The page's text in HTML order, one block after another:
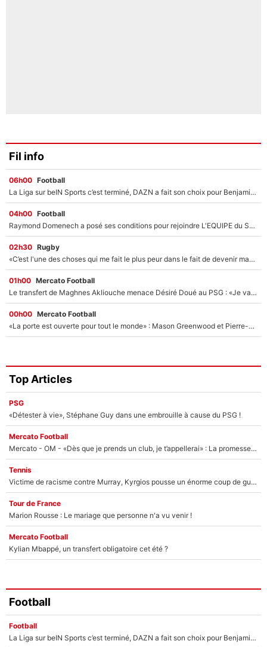
Fil info
06h00 Football
La Liga sur beIN Sports c’est terminé, DAZN a fait son choix pour Benjamin Da Silva et Omar Da Fonseca !
04h00 Football
Raymond Domenech a posé ses conditions pour rejoindre L'EQUIPE du Soir : Il refuse de faire l'émission avec un autre chroniqueur !
02h30 Rugby
«C’est l'une des choses qui me fait le plus peur dans le fait de devenir maman» : En couple avec Antoine Dupont, Iris Mittenaere s'inquiète déjà pour ses futurs enfants !
01h00 Mercato Football
Le transfert de Maghnes Akliouche menace Désiré Doué au PSG : «Je valide à 200%»
00h00 Mercato Football
«La porte est ouverte pour tout le monde» : Mason Greenwood et Pierre-Emerick Aubameyang ont quitté l'OM, Amine Gouiri balance sur la suite du mercato et sur la réaction du vestiaire !
Top Articles
PSG
«Détester à vie», Stéphane Guy dans une embrouille à cause du PSG !
Mercato Football
Mercato - OM - «Dès que je prends un club, je t’appellerai» : La promesse de Marcelino au moment de claquer la porte
Tennis
Victime de racisme contre Murray, Kyrgios pousse un énorme coup de gueule !
Tour de France
Marion Rousse : Le mariage que personne n'a vu venir !
Mercato Football
Kylian Mbappé, un transfert obligatoire cet été ?
Football
Football
La Liga sur beIN Sports c’est terminé, DAZN a fait son choix pour Benjamin Da Silva et Omar Da Fonseca !